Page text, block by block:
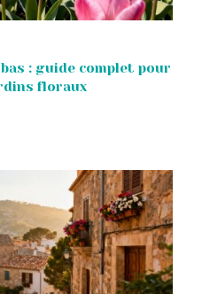
: guide complet pour
floraux